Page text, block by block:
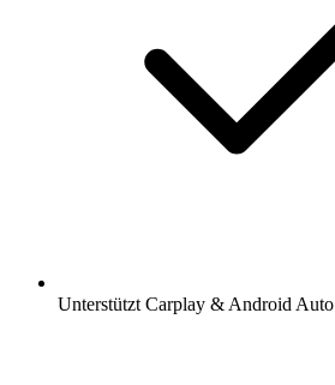
Unterstützt Carplay & Android Auto